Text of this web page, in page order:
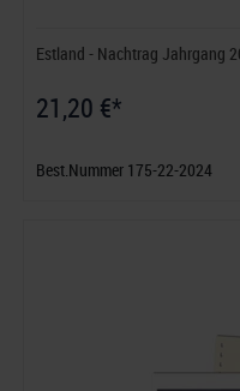
Estland - Nachtrag Jahrgang
21,20 €*
Best.Nummer 175-22-2024